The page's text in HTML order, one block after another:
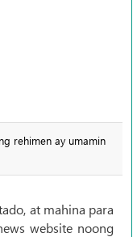
rehimen ay umamin
at mahina para
website noong